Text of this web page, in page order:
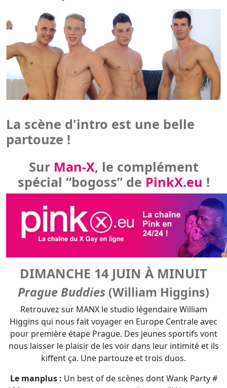
La scène d'intro est une belle
partouze !
SurMan-X, le complément
spécial “bogoss” de
PinkX.eu
DIMANCHE 14 JUIN À MINUIT
Prague Buddies(William Higgins)
Retrouvez sur MANX le studio légendaire William
Higgins qui nous fait voyager en Europe Centrale avec
pour première étape Prague. Des jeunes sportifs vont
nous laisser le plaisir de les voir dans leur intimité et ils
kiffent ça. Une partouze et trois duos.
Le manplus :Un best of de scènes dont Wank Party #
100 avec sa super partouze entre bogoss !!! Notons que
des modèles devenus depuis des porn stars tournant
pour de multiples studios tels que Staxus et Bel Ami ont
fait leurs débuts chez William Higgins. Ils avaient alors
un autre pseudo.